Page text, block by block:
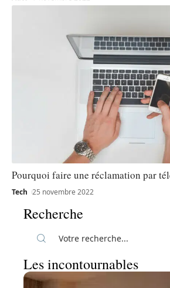
Pourquoi faire une réclamation par
Tech 25 novembre 2022
Recherche
Les incontournables